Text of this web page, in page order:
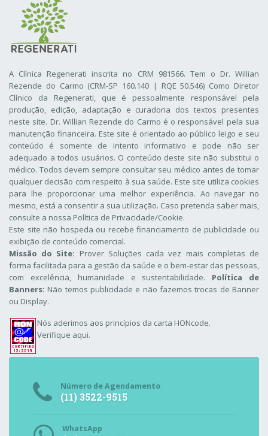
A Clínica Regenerati inscrita no CRM 981566. Tem o Dr. Willian
Rezende do Carmo (CRM-SP 160.140 | RQE 50.546) Como Diretor
Clínico da Regenerati, que é pessoalmente responsável pela
produção, edição, adaptação e curadoria dos textos presentes
neste site. Dr. Willian Rezende do Carmo é o responsável pela sua
manutenção financeira. Este site é orientado ao público leigo e seu
conteúdo é somente de intento informativo e pode não ser
adequado a todos usuários. O conteúdo deste site não substitui o
médico. Todos devem sempre consultar seu médico antes de tomar
qualquer decisão com respeito à sua saúde. Este site utiliza cookies
para lhe proporcionar uma melhor experiência. Ao navegar no
mesmo, está a consentir a sua utilização. Caso pretenda saber mais,
consulte a nossa Política de Privacidade/Cookie.
Este site não hospeda ou recebe financiamento de publicidade ou
exibição de conteúdo comercial.
Missão do Site: Prover Soluções cada vez mais completas de
forma facilitada para a gestão da saúde e o bem-estar das pessoas,
com excelência, humanidade e sustentabilidade. Política de
Banners: Não temos publicidade e não fazemos trocas de Banner
ou Display.
Nós aderimos aos princípios da carta HONcode.
Verifique aqui.
Número de Agendamento
(11) 3522-9515
WhatsApp